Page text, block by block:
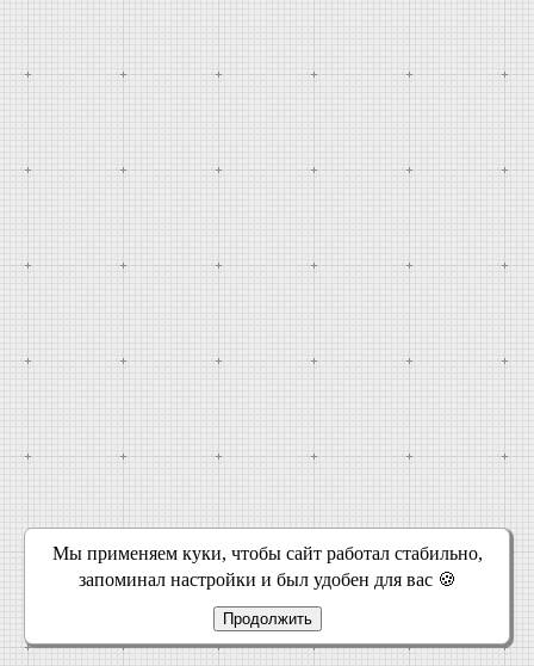
Мы применяем куки, чтобы сайт работал стабильно,
запоминал настройки и был удобен для вас 🍪
Продолжить